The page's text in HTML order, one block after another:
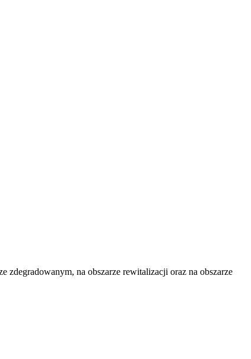
zdegradowanym, na obszarze rewitalizacji oraz na obszarze